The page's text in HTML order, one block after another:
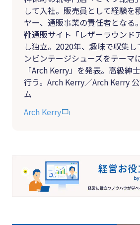
して入社。販売員として経験を
ヤー、通販事業の責任者となる
靴通販サイト「レザーラウンド
し独立。2020年、趣味で収集し
ンビンテージシューズをテーマ
「Arch Kerry」を発表。高級紳
行う。Arch Kerry／Arch Kerry
ム
Arch Kerry